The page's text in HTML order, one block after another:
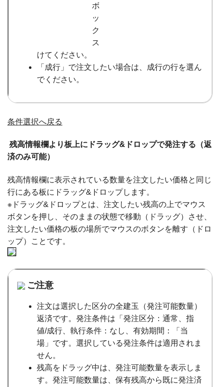
けてください。
「成行」で注文したい場合は、成行の行を選ん
でください。
条件選択へ戻る
残高情報欄より板上にドラッグ&ドロップで発注する（返
済のみ可能）
残高情報欄に表示されている数量を注文したい価格と同じ
行にある板にドラッグ&ドロップします。
※ドラッグ&ドロップとは、注文したい残高の上でマウス
ボタンを押し、そのままの状態で移動（ドラッグ）させ、
注文したい価格の板の場所でマウスのボタンを離す（ドロ
ップ）ことです。
ご注意
注文は選択した区分の全建玉（発注可能数量）
返済です。発注条件は「発注区分：通常、指
値/成行、執行条件：なし、有効期間：「当
場」です。選択している発注条件は適用されま
せん。
残高をドラッグ中は、発注可能数量を表示しま
す。発注可能数量は、保有残高から既に発注済